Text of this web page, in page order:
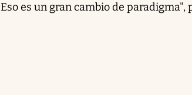
Eso es un gran cambio de paradigma",